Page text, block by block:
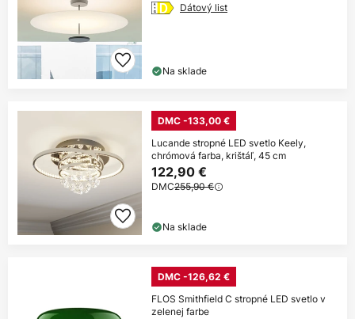
Dátový list
Na sklade
DMC -133,00 €
Lucande stropné LED svetlo Keely,
chrómová farba, krištáľ, 45 cm
122,90 €
DMC255,90 €
Na sklade
DMC -126,62 €
FLOS Smithfield C stropné LED svetlo v
zelenej farbe